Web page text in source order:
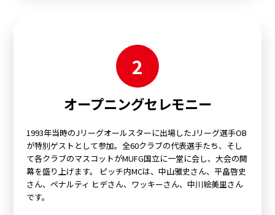
2
オープニングセレモニー
1993年当時のJリーグオールスターに出場したJリーグ選手OB
が特別ゲストとして参加。全60クラブの代表選手たち、そし
て各クラブのマスコットがMUFG国立に一堂に会し、大会の開
幕を盛り上げます。 ピッチ内MCは、中山雅史さん、平畠啓史
さん、ペナルティ ヒデさん、ワッキーさん、中川絵美里さん
です。